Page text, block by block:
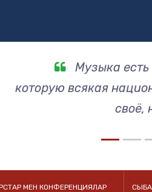
Музыка
которую всякая
своё,
МЕН КОНФЕРЕНЦИЯЛАР